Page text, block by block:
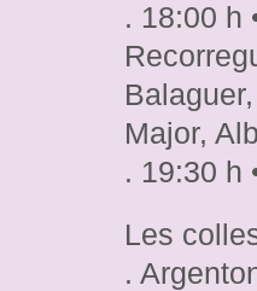
. 18:00 h
Major,
. 19:30 h
Les
.